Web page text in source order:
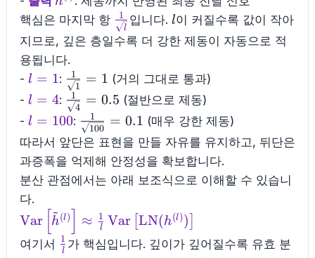
핵심은 마지막 항 \frac{1}
{\sqrt{l}}
l
1 입니다. l
l이 커질수록 값이 작아
지므로, 깊은 층일수록 더 강한 제동이 자동으로 적
용됩니다.
- l=1
l = 1: \frac{1}
{\sqrt{1}}=1
1
1 = 1 (거의 그대로 통과)
- l=4
l = 4: \frac{1}
{\sqrt{4}}=0.5
4
1 = 0.5 (절반으로 제동)
- l=100
l = 100: \frac{1}
{\sqrt{100}}=0.1
100
1 = 0.1 (매우 강한 제동)
따라서 앞단은 표현을 만들 자유를 유지하고, 뒤단은
과증폭을 억제해 안정성을 확보합니다.
분산 관점에서는 아래 보조식으로 이해할 수 있습니
다.
\mathrm{Var}\left[\tilde{h}^{(l)}\right]
\approx \frac{1}
{l}\,\mathrm{Var}\left[\mathrm{LN}
Var h
~ (l) ≈ l
1 Var [LN(h(l))
여기서 \frac{1}
l
1 가 핵심입니다. 깊이가 깊어질수록 유효 분